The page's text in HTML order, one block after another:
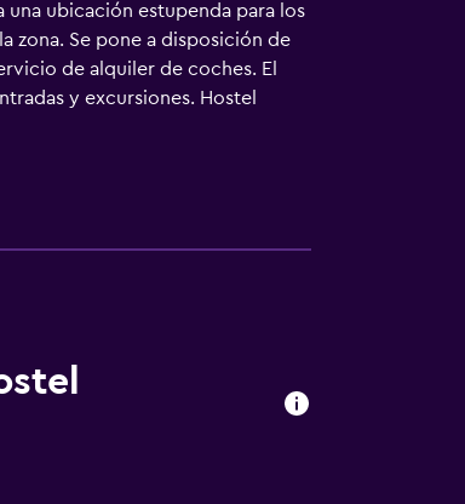
una ubicación estupenda para los
zona. Se pone a disposición de
de alquiler de coches. El
y excursiones. Hostel
limitado. Populares destinos
de Arte y Diseño